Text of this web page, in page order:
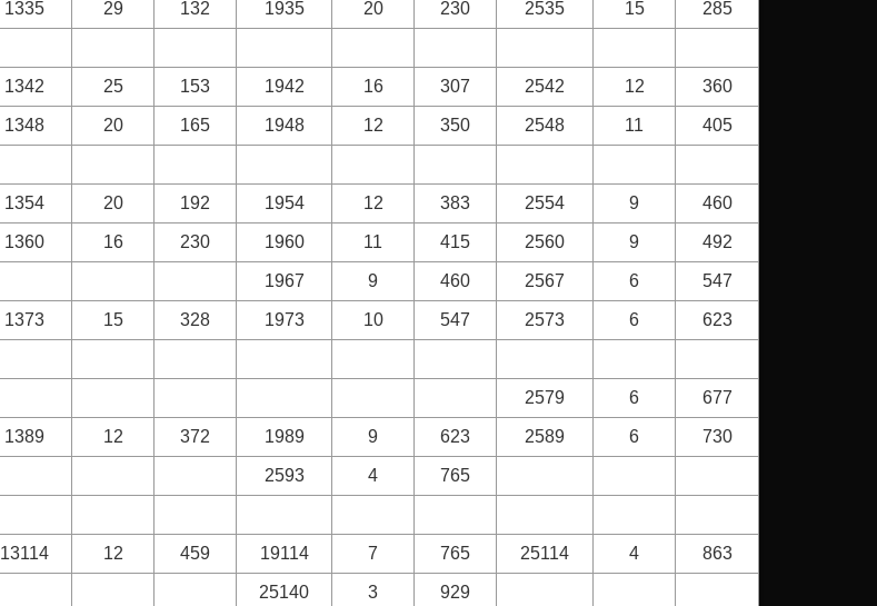
1335 29 132 1935 20 230 2535 15 285
1342 25 153 1942 16 307 2542 12 360
1348 20 165 1948 12 350 2548 11 405
1354 20 192 1954 12 383 2554 9 460
1360 16 230 1960 11 415 2560 9 492
1967 9 460 2567 6 547
1373 15 328 1973 10 547 2573 6 623
2579 6 677
1389 12 372 1989 9 623 2589 6 730
2593 4 765
13114 12 459 19114 7 765 25114 4 863
25140 3 929